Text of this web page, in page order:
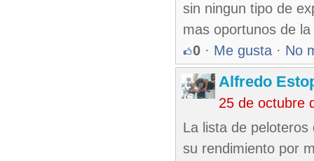
sin ningun tipo de
mas oportunos de
0 · Me gusta · No
Alfredo
25 de octubre
La lista de
su rendimiento por